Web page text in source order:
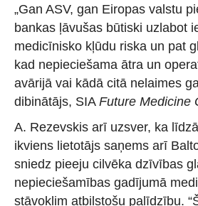
„Gan ASV, gan Eiropas valstu
bankas ļāvušas būtiski uzlabot
medicīnisko kļūdu riska un pat
kad nepieciešama ātra un
avārijā vai kādā citā nelaimes
dibinātājs, SIAFuture Medicine
A. Rezevskis arī uzsver, ka
ikviens lietotājs saņems arī
sniedz pieeju cilvēka dzīvības
nepieciešamības gadījumā
stāvoklim atbilstošu palīdzību.